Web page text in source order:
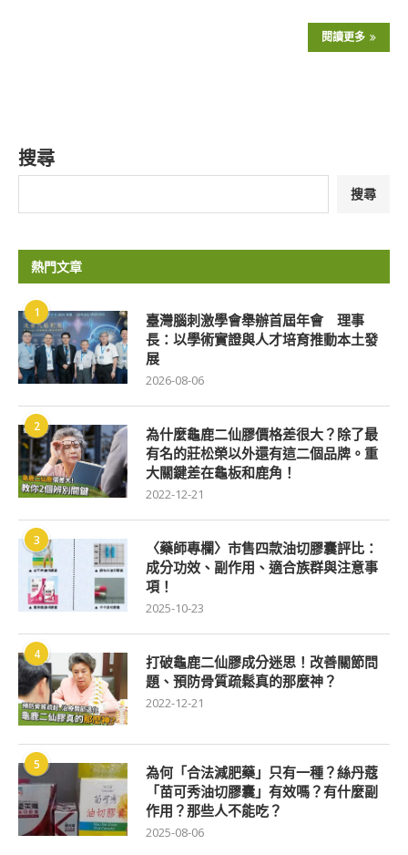
閱讀更多
搜尋
搜尋
熱門文章
1
臺灣腦刺激學會舉辦首屆年會 理事
長：以學術實證與人才培育推動本土發
展
2026-08-06
2
為什麼龜鹿二仙膠價格差很大？除了最
有名的莊松榮以外還有這二個品牌。重
大關鍵差在龜板和鹿角！
2022-12-21
3
〈藥師專欄〉市售四款油切膠囊評比：
成分功效、副作用、適合族群與注意事
項！
2025-10-23
4
打破龜鹿二仙膠成分迷思！改善關節問
題、預防骨質疏鬆真的那麼神？
2022-12-21
5
為何「合法減肥藥」只有一種？絲丹蔻
「苗可秀油切膠囊」有效嗎？有什麼副
作用？那些人不能吃？
2025-08-06